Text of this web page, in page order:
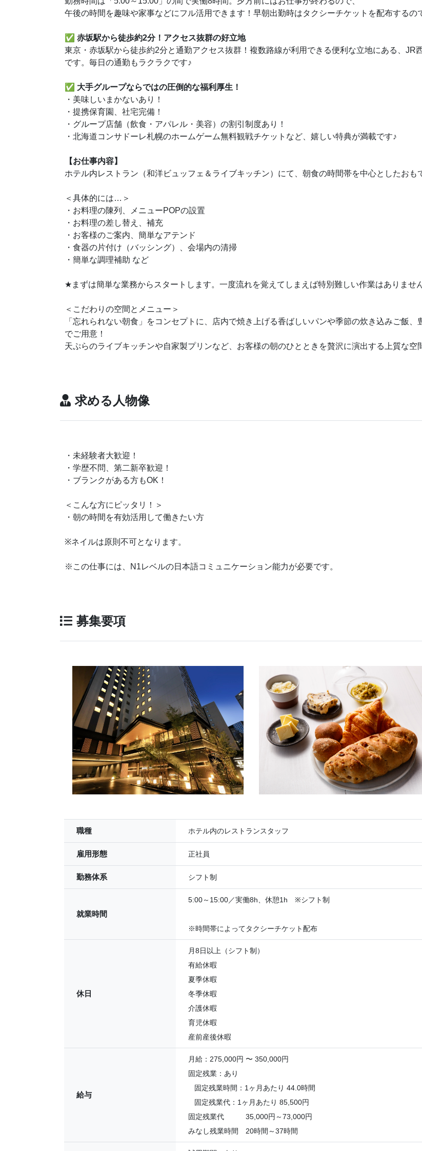
午後の時間を趣味や家事などにフル活用できます！早朝出勤時はタクシーチケットを配布するの
✅ 赤坂駅から徒歩約2分！アクセス抜群の好立地
東京・赤坂駅から徒歩約2分と通勤アクセス抜群！複数路線が利用できる便利な立地にある、
です。毎日の通勤もラクラクです♪
✅ 大手グループならではの圧倒的な福利厚生！
・美味しいまかないあり！
・提携保育園、社宅完備！
・グループ店舗（飲食・アパレル・美容）の割引制度あり！
・北海道コンサドーレ札幌のホームゲーム無料観戦チケットなど、嬉しい特典が満載です♪
【お仕事内容】
ホテル内レストラン（和洋ビュッフェ＆ライブキッチン）にて、朝食の時間帯を中心としたおも
＜具体的には…＞
・お料理の陳列、メニューPOPの設置
・お料理の差し替え、補充
・お客様のご案内、簡単なアテンド
・食器の片付け（バッシング）、会場内の清掃
・簡単な調理補助 など
★ まずは簡単な業務からスタートします。一度流れを覚えてしまえば特別難しい作業はありませ
＜こだわりの空間とメニュー＞
「忘れられない朝食」をコンセプトに、店内で焼き上げる香ばしいパンや季節の炊き込みご飯
でご用意！
天ぷらのライブキッチンや自家製プリンなど、お客様の朝のひとときを贅沢に演出する上質な空
求める人物像
・未経験者大歓迎！
・学歴不問、第二新卒歓迎！
・ブランクがある方もOK！
＜こんな方にピッタリ！＞
・朝の時間を有効活用して働きたい方
※ネイルは原則不可となります。
※この仕事には、N1レベルの日本語コミュニケーション能力が必要です。
募集要項
職種 ホテル内のレストランスタッフ
雇用形態 正社員
勤務体系 シフト制
就業時間
5:00～15:00／実働8h、休憩1h ※シフト制
※時間帯によってタクシーチケット配布
休日
月8日以上（シフト制）
有給休暇
夏季休暇
冬季休暇
介護休暇
育児休暇
産前産後休暇
給与
月給：275,000円 〜 350,000円
固定残業：あり
固定残業時間：1ヶ月あたり 44.0時間
固定残業代：1ヶ月あたり 85,500円
固定残業代 35,000円～73,000円
みなし残業時間 20時間～37時間